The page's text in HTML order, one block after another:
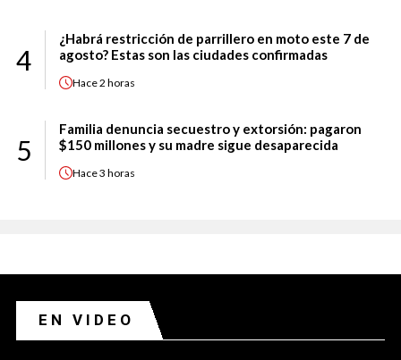
4
¿Habrá restricción de parrillero en moto este 7 de
agosto? Estas son las ciudades confirmadas
Hace2 horas
5
Familia denuncia secuestro y extorsión: pagaron
$150 millones y su madre sigue desaparecida
Hace3 horas
EN VIDEO